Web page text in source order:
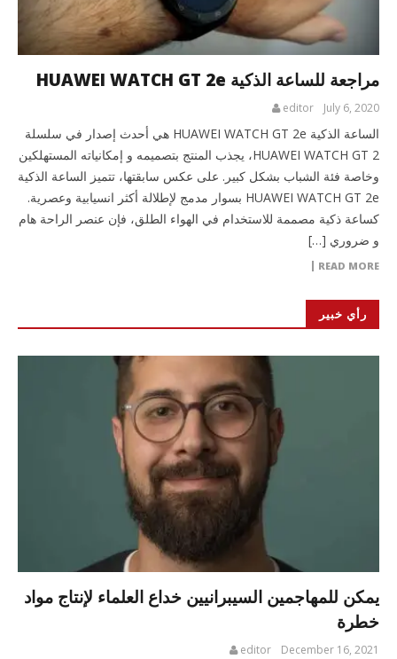
مراجعة للساعة الذكية HUAWEI WATCH GT 2e
July 6, 2020
editor
الساعة الذكية HUAWEI WATCH GT 2e هي أحدث إصدار في سلسلة
HUAWEI WATCH GT 2، يجذب المنتج بتصميمه و إمكانياته المستهلكين
وخاصة فئة الشباب بشكل كبير. على عكس سابقتها، تتميز الساعة الذكية
HUAWEI WATCH GT 2e بسوار مدمج لإطلالة أكثر انسيابية وعصرية.
كساعة ذكية مصممة للاستخدام في الهواء الطلق، فإن عنصر الراحة هام
و ضروري […]
READ MORE
رأي خبير
يمكن للمهاجمين السيبرانيين خداع العلماء لإنتاج مواد
خطرة
December 16, 2021
editor